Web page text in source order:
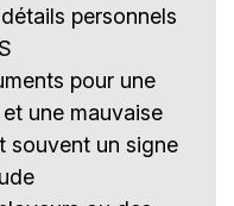
personnels
pour une
une mauvaise
souvent un signe